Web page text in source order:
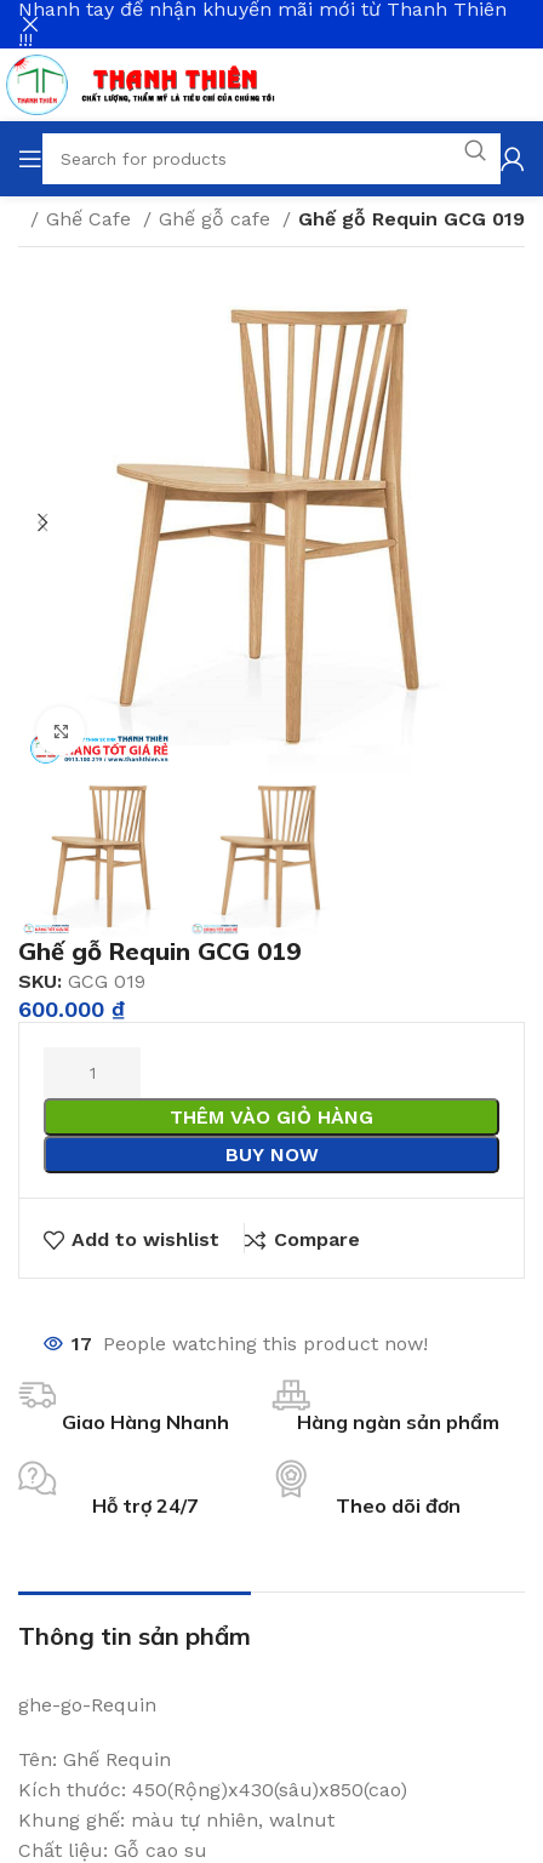
Ghế Cafe Ghế gỗ cafe Ghế gỗ Requin GCG 019
Click to enlarge
Ghế gỗ Requin GCG 019
SKU: GCG 019
600.000 ₫
THÊM VÀO GIỎ HÀNG
BUY NOW
Add to wishlist Compare
17 People watching this product now!
Giao Hàng Nhanh Hàng ngàn sản phẩm
Hỗ trợ 24/7 Theo dõi đơn
Thông tin sản phẩm
ghe-go-Requin
Tên: Ghế Requin
Kích thước: 450(Rộng)x430(sâu)x850(cao)
Khung ghế: màu tự nhiên, walnut
Chất liệu: Gỗ cao su
Nhanh tay để nhận khuyến mãi mới từ Thanh Thiên
!!!